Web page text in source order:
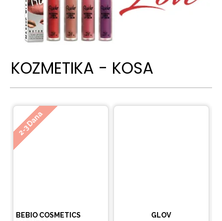
KOZMETIKA - KOSA
2-3 Dana
BEBIO COSMETICS
GLOV